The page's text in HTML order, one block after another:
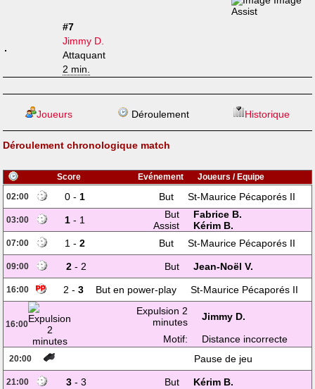
#7
Jimmy D.
Attaquant
2 min.
Joueurs Déroulement Historique
Déroulement chronologique match
Score Evénement
Joueurs / Equipe
02:00
0 - 1 But St-Maurice Pécaporés II
03:00 1- 1 But
Fabrice B.
Assist
Kérim B.
07:00 1 - 2 But St-Maurice Pécaporés II
09:00 2 - 2 But Jean-Noël V.
16:00 2 - 3 But en power-play St-Maurice Pécaporés II
16:00
Expulsion 2
minutes
Jimmy D.
Motif:
Distance incorrecte
20:00 Pause de jeu
21:00 3 - 3 But Kérim B.